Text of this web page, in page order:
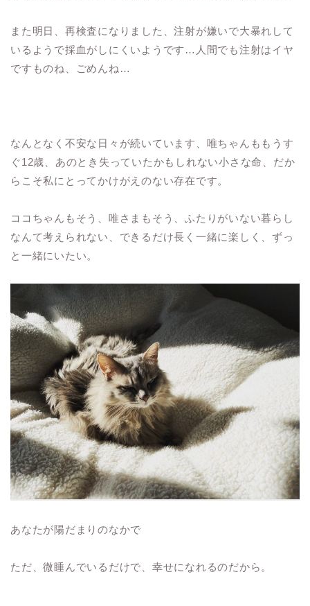
また明日、再検査になりました、注射が嫌いで大暴れして
いるようで採血がしにくいようです…人間でも注射はイヤ
ですものね、ごめんね…
なんとなく不安な日々が続いています、唯ちゃんももうす
ぐ12歳、あのとき失っていたかもしれない小さな命、だか
らこそ私にとってかけがえのない存在です。
ココちゃんもそう、唯さまもそう、ふたりがいない暮らし
なんて考えられない、できるだけ長く一緒に楽しく、ずっ
と一緒にいたい。
あなたが陽だまりのなかで
ただ、微睡んでいるだけで、幸せになれるのだから。